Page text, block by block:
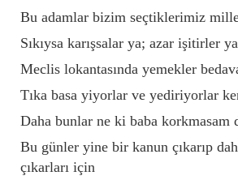
Bu adamlar bizim seçtiklerimiz
Sıkıysa karışsalar ya; azar işitirler
Meclis lokantasında yemekler
Tıka basa yiyorlar ve yediriyorlar
Daha bunlar ne ki baba korkmasam
Bu günler yine bir kanun çıkarıp
çıkarları için